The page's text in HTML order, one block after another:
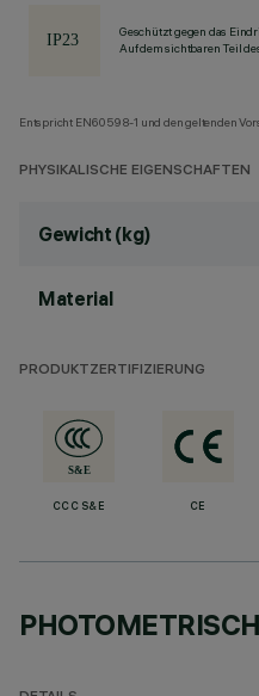
Geschützt gegen das
Auf dem sichtbaren Teil
Entspricht EN60598-1 und den geltenden
PHYSIKALISCHE EIGENSCHAFTEN
Gewicht (kg)
Material
PRODUKTZERTIFIZIERUNG
CCC S&E CE